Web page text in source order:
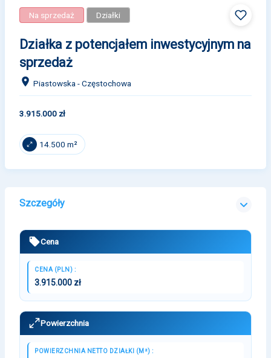
Na sprzedaż Działki
Działka z potencjałem inwestycyjnym na
sprzedaż
Piastowska - Częstochowa
3.915.000 zł
14.500 m²
Szczegóły
Cena
CENA (PLN) :
3.915.000 zł
Powierzchnia
POWIERZCHNIA NETTO DZIAŁKI (M²) :